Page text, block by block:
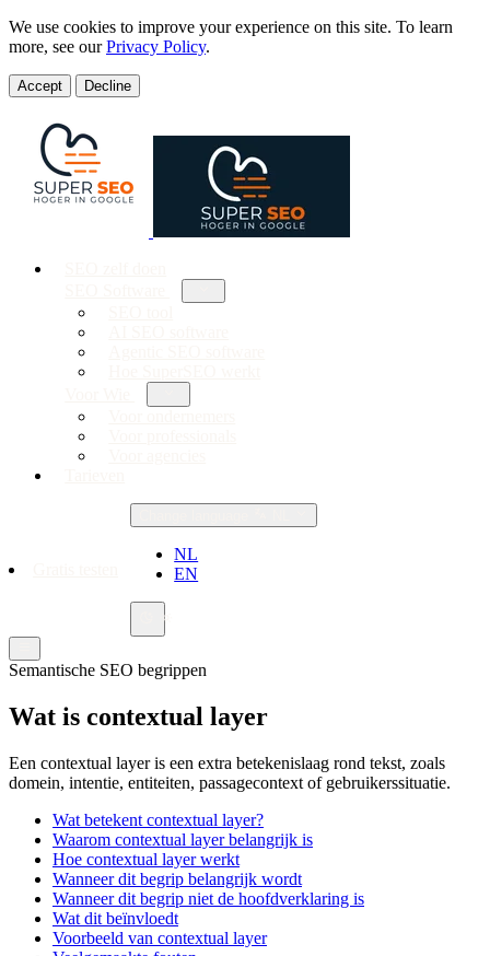
We use cookies to improve your experience on this site. To learn
more, see ourPrivacy Policy.
Accept Decline
NL
EN
Semantische SEO begrippen
Wat is contextual layer
Een contextual layer is een extra betekenislaag rond tekst, zoals
domein, intentie, entiteiten, passagecontext of gebruikerssituatie.
Wat betekent contextual layer?
Waarom contextual layer belangrijk is
Hoe contextual layer werkt
Wanneer dit begrip belangrijk wordt
Wanneer dit begrip niet de hoofdverklaring is
Wat dit beïnvloedt
Voorbeeld van contextual layer